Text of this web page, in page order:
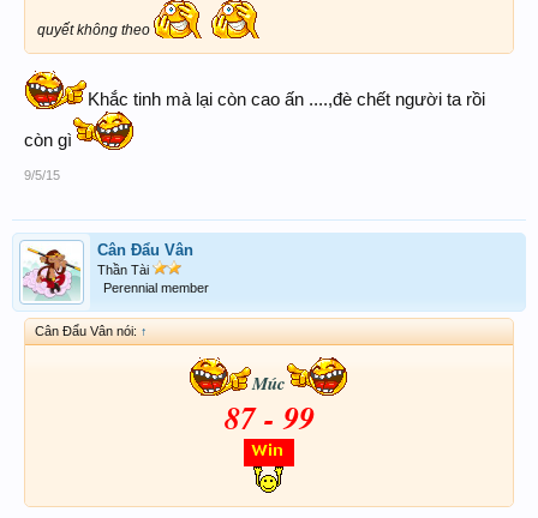
quyết không theo
Khắc tinh mà lại còn cao ấn ....,đè chết người ta rồi
còn gì
9/5/15
Cân Đẩu Vân
Thần Tài
Perennial member
Cân Đẩu Vân nói: ↑
Múc
87 - 99